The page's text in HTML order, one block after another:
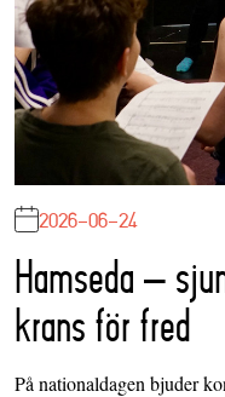
2026-06-24
Hamseda –
krans för fred
På nationaldagen bjuder